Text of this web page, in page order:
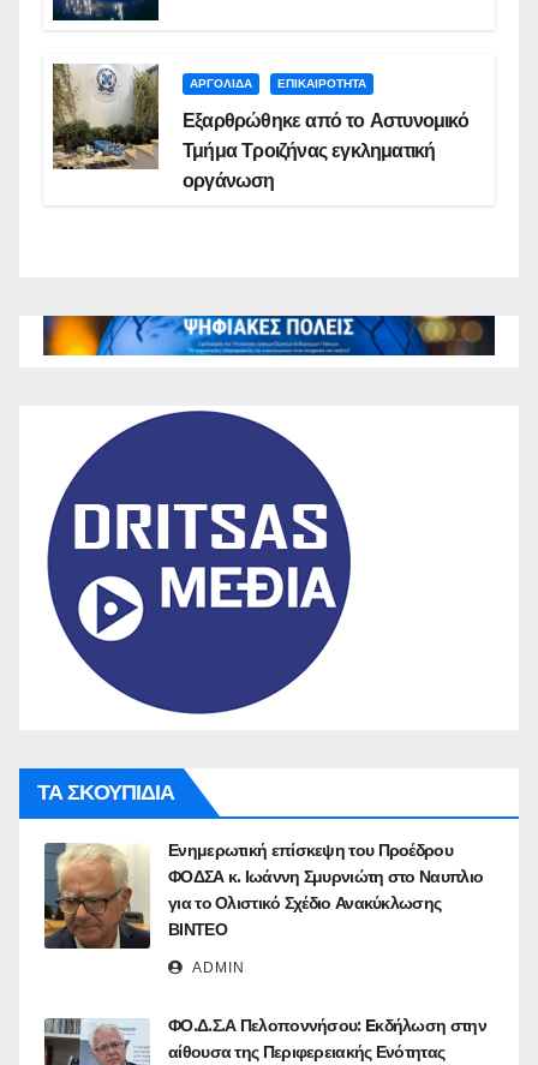
ΑΡΓΟΛΙΔΑ ΕΠΙΚΑΙΡΟΤΗΤΑ
Εξαρθρώθηκε από το Αστυνομικό
Τμήμα Τροιζήνας εγκληματική
οργάνωση
ΤΑ ΣΚΟΥΠΙΔΙΑ
Ενημερωτική επίσκεψη του Προέδρου
ΦΟΔΣΑ κ. Ιωάννη Σμυρνιώτη στο Ναυπλιο
για το Ολιστικό Σχέδιο Ανακύκλωσης
ΒΙΝΤΕΟ
ADMIN
ΦΟ.Δ.Σ.Α Πελοποννήσου: Eκδήλωση στην
αίθουσα της Περιφερειακής Ενότητας